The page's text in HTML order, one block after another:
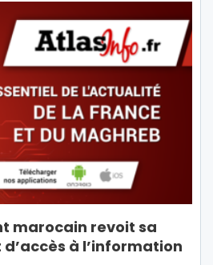
marocain revoit sa
à l’information